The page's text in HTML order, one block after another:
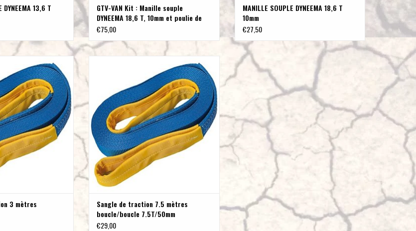
DYNEEMA 13,6 T
GTV-VAN Kit : Manille souple
DYNEEMA 18,6 T, 10mm et poulie de
renvoi en alumimiun anodisé
€75,00
MANILLE SOUPLE DYNEEMA 18,6 T
10mm
€27,50
3 mètres boucle/boucle
50mm
AU PANIER
3 mètres
Sangle de traction 7.5 mètres boucle/boucle
7.5T/50mm
AJOUTER AU PANIER
Sangle de traction 7.5 mètres
boucle/boucle 7.5T/50mm
€29,00